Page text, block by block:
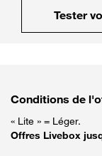
Tester
Conditions de
« Lite » = Léger.
Offres Livebox